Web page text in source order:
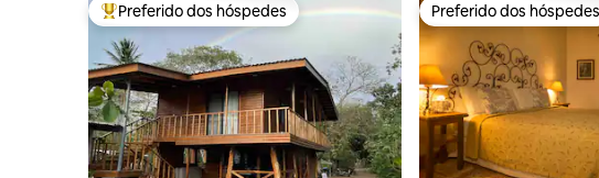
Entre os melhores preferidos dos hóspedes
Preferido dos hóspedes Preferido dos hóspedes
Preferido dos hóspedes